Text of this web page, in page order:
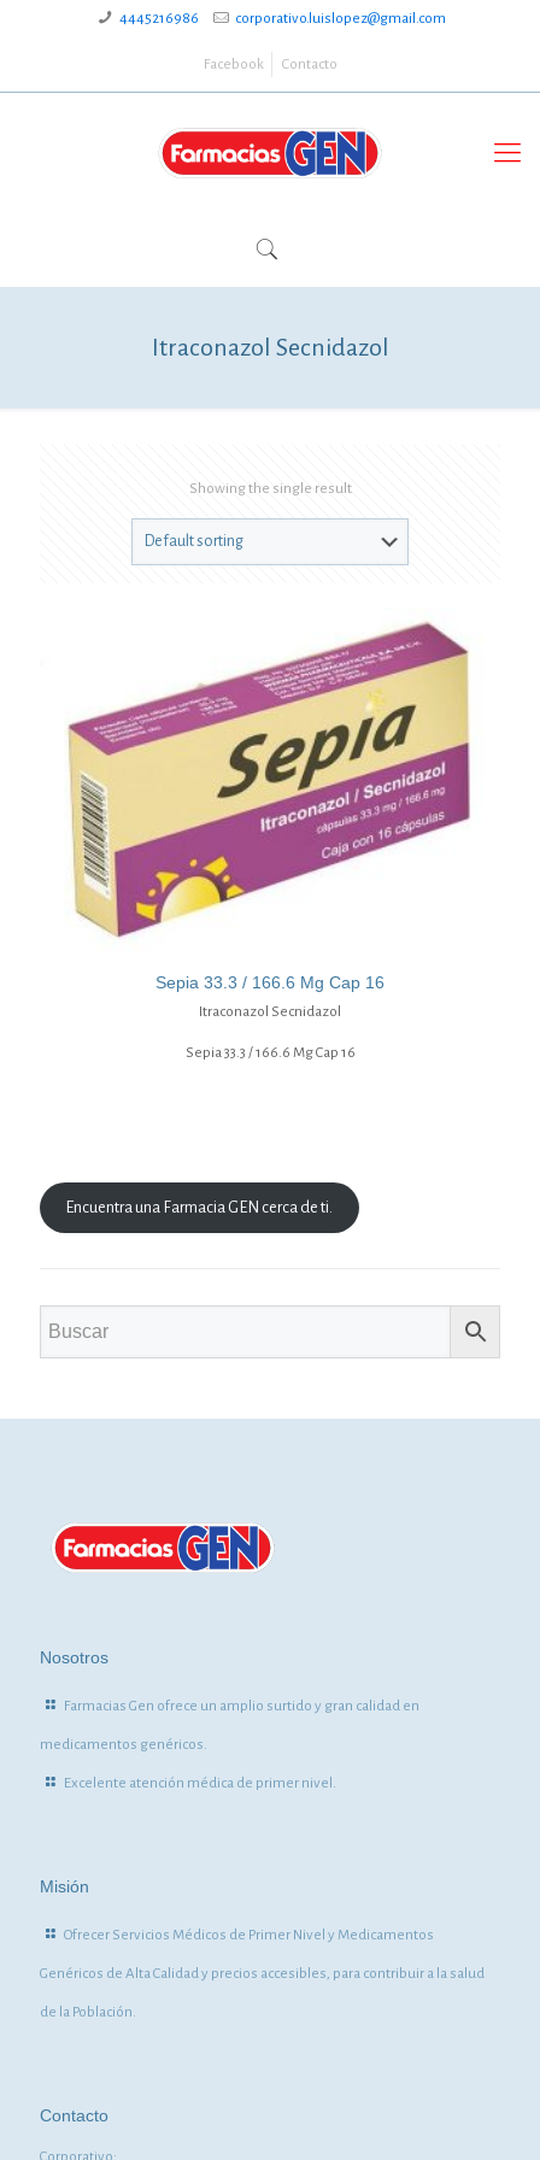
4445216986 corporativo.luislopez@gmail.com
Facebook Contacto
Itraconazol Secnidazol
Showing the single result
Sepia 33.3 / 166.6 Mg Cap 16
Itraconazol Secnidazol
Sepia 33.3 / 166.6 Mg Cap 16
Encuentra una Farmacia GEN cerca de ti.
Nosotros
Farmacias Gen ofrece un amplio surtido y gran calidad en
medicamentos genéricos.
Excelente atención médica de primer nivel.
Misión
Ofrecer Servicios Médicos de Primer Nivel y Medicamentos
Genéricos de Alta Calidad y precios accesibles, para contribuir a la salud
de la Población.
Contacto